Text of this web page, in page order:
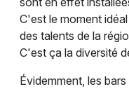
C'est le moment
des talents de la
C'est ça la diversité
Évidemment, les